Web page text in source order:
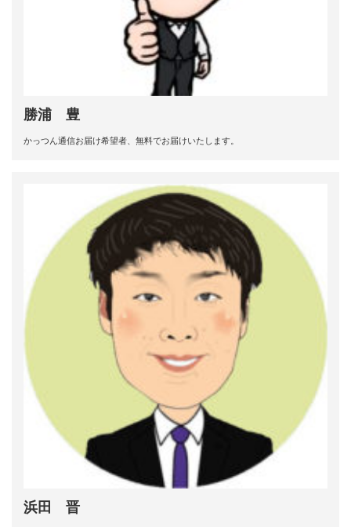
勝浦 豊
かっつん通信お届け希望者、無料でお届けいたします。
浜田 晋